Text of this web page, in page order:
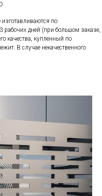
изготавливаются по
рабочих дней (при большом заказе,
качества, купленный по
В случае некачественного